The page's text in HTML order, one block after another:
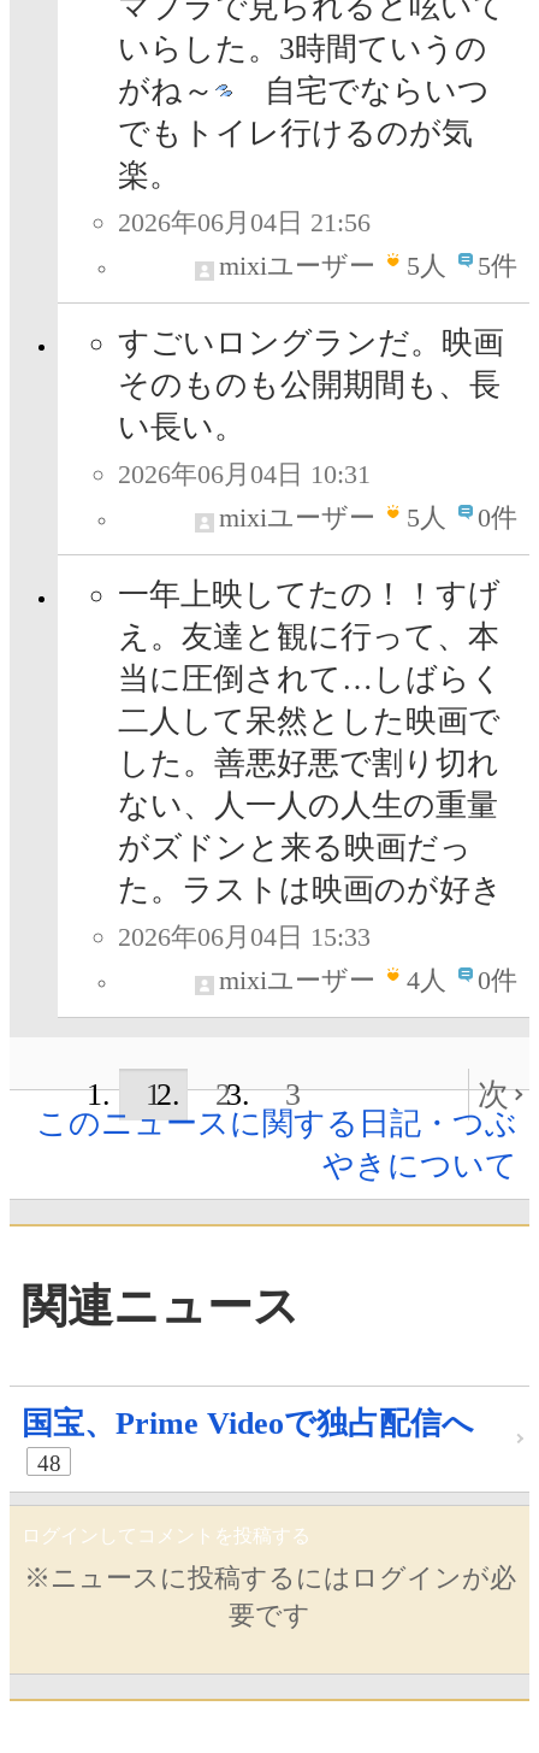
いらした。3時間ていうの
がね～
自宅でならいつ
でもトイレ行けるのが気
楽。
2026年06月04日 21:56
mixiユーザー
5人 5件
すごいロングランだ。映画
そのものも公開期間も、長
い長い。
2026年06月04日 10:31
mixiユーザー
5人 0件
一年上映してたの！！すげ
え。友達と観に行って、本
当に圧倒されて…しばらく
二人して呆然とした映画で
した。善悪好悪で割り切れ
ない、人一人の人生の重量
がズドンと来る映画だっ
た。ラストは映画のが好き
2026年06月04日 15:33
mixiユーザー
4人 0件
1 2 3
次
このニュースに関する日記・つぶ
やきについて
関連ニュース
国宝、Prime Videoで独占配信へ
48
ログインしてコメントを投稿する
※ニュースに投稿するにはログインが必
要です